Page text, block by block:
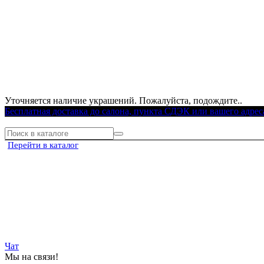
Уточняется наличие украшений. Пожалуйста, подождите..
Бесплатная доставка до салона, пункта СДЭК или вашего
Перейти в каталог
Чат
Мы на связи!